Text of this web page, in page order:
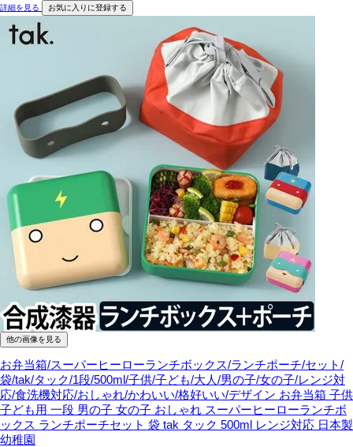
詳細を見る
お気に入りに登録する
他の画像を見る
お弁当箱/スーパーヒーローランチボックス/ランチポーチ/セット/
袋/tak/タック/1段/500ml/子供/子ども/大人/男の子/女の子/レンジ対
応/食洗機対応/おしゃれ/かわいい/格好いい/デザイン お弁当箱 子供
子ども用 一段 男の子 女の子 おしゃれ スーパーヒーローランチボ
ックス ランチポーチセット 袋 tak タック 500ml レンジ対応 日本製
幼稚園